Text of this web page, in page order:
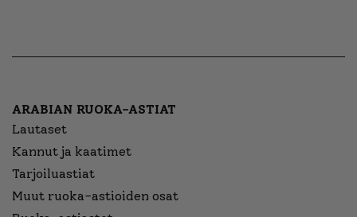
ARABIAN RUOKA-ASTIAT
Lautaset
Kannut ja kaatimet
Tarjoiluastiat
Muut ruoka-astioiden osat